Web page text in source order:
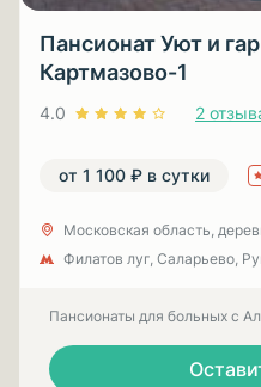
Пансионат Уют и
Картмазово-1
4.0 2
от 1 100 ₽ в сутки
Московская область,
Филатов луг, Саларьево,
Пансионаты для больных с